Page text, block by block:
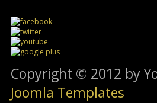
Copyright © 2012 by
Joomla Templates